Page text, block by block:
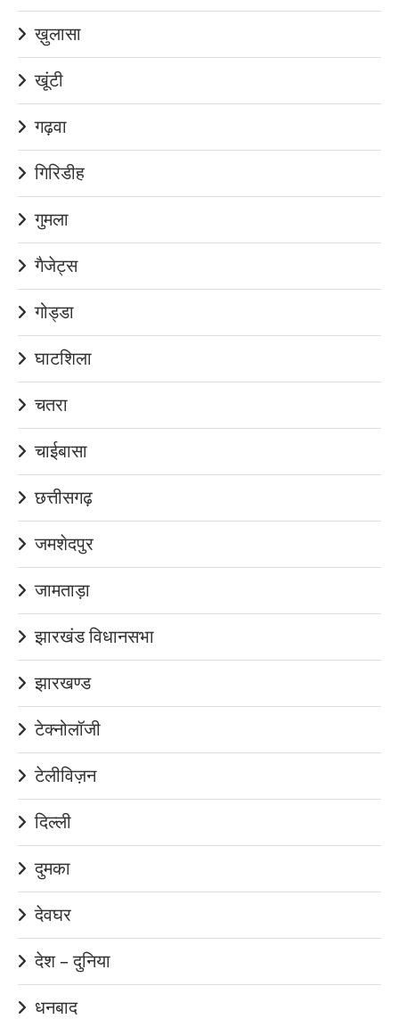
ख़ुलासा
खूंटी
गढ़वा
गिरिडीह
गुमला
गैजेट्स
गोड्डा
घाटशिला
चतरा
चाईबासा
छत्तीसगढ़
जमशेदपुर
जामताड़ा
झारखंड विधानसभा
झारखण्ड
टेक्नोलॉजी
टेलीविज़न
दिल्ली
दुमका
देवघर
देश – दुनिया
धनबाद